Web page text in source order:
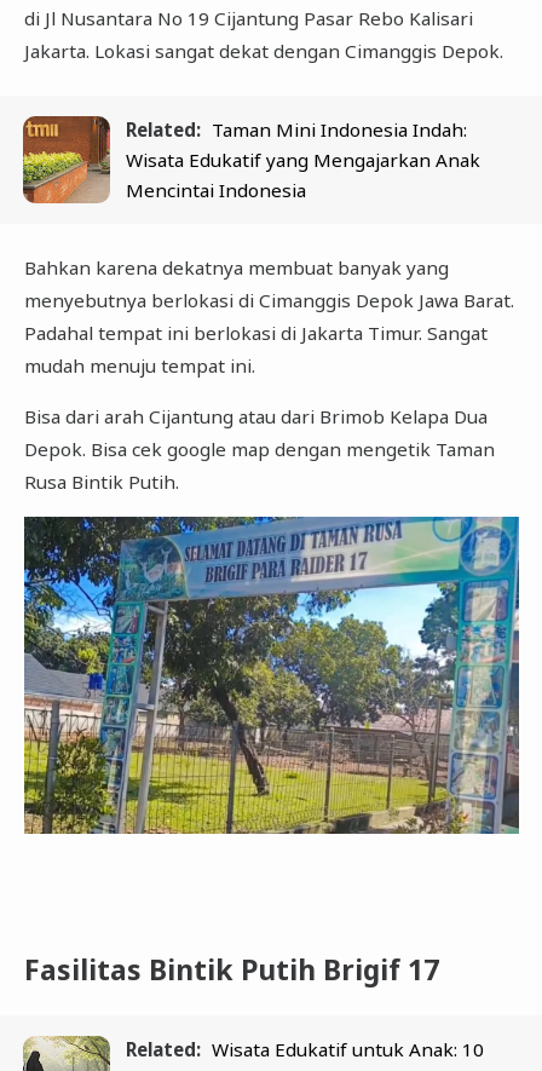
di Jl Nusantara No 19 Cijantung Pasar Rebo Kalisari
Jakarta. Lokasi sangat dekat dengan Cimanggis Depok.
Related: Taman Mini Indonesia Indah:
Wisata Edukatif yang Mengajarkan Anak
Mencintai Indonesia
Bahkan karena dekatnya membuat banyak yang
menyebutnya berlokasi di Cimanggis Depok Jawa Barat.
Padahal tempat ini berlokasi di Jakarta Timur. Sangat
mudah menuju tempat ini.
Bisa dari arah Cijantung atau dari Brimob Kelapa Dua
Depok. Bisa cek google map dengan mengetik Taman
Rusa Bintik Putih.
Fasilitas Bintik Putih Brigif 17
Related: Wisata Edukatif untuk Anak: 10